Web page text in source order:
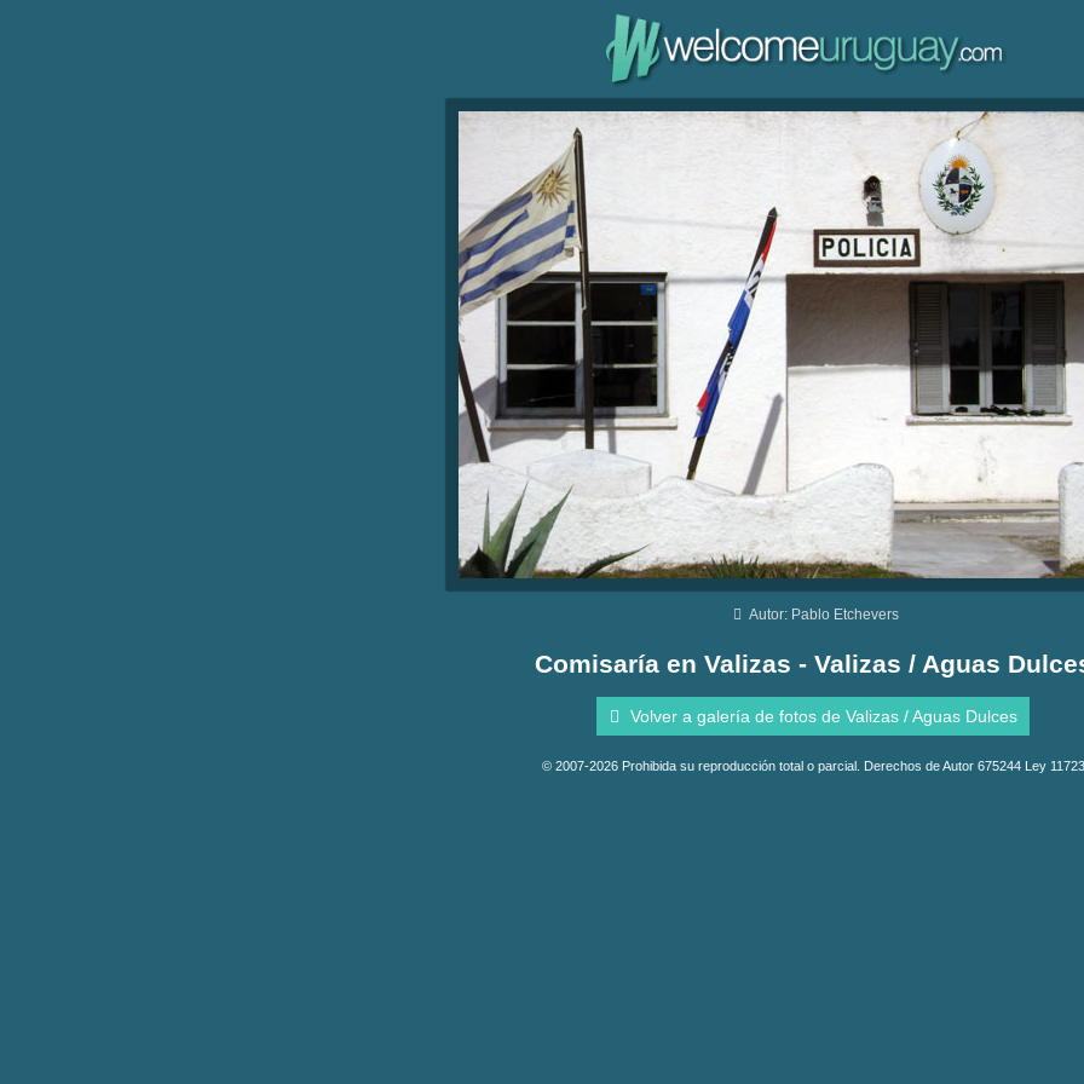
Autor: Pablo Etchevers
Comisaría en Valizas - Valizas / Aguas
Volver a galería de fotos de Valizas / Aguas Dulces
© 2007-2026 Prohibida su reproducción total o parcial. Derechos de Autor 675244 Ley 11723